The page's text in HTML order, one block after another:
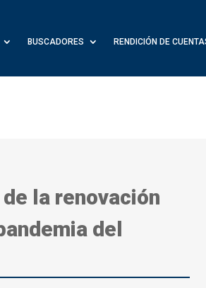
BUSCADORES RENDICIÓN DE
la renovación
del